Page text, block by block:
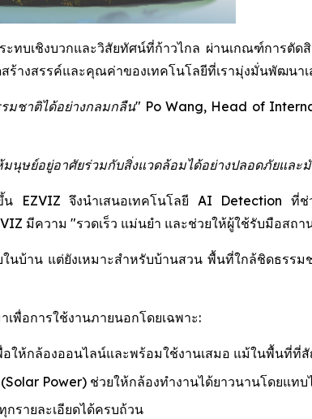
บเชิงบวกและวิสัยทัศน์ที่ก้าวไกล ผ่านเกณฑ์การตัด
ร้างสรรค์และคุณค่าของเทคโนโลยีที่เรามุ่งมั่นพัฒนา
มชาติได้อย่างกลมกลืน" Po Wang, Head of
นุษย์อยู่อาศัยร่วมกับสิ่งแวดล้อมได้อย่างปลอดภัยและ
ขึ้น EZVIZ จึงนำเสนอเทคโนโลยี AI Detection ที่
มีความ "รวดเร็ว แม่นยำ และช่วยให้ผู้ใช้รับมือสถ
นบ้าน แต่ยังเหมาะสำหรับบ้านสวน พื้นที่ใกล้ชิดธรร
พื่อการใช้งานภายนอกโดยเฉพาะ:
อให้กล้องออนไลน์และพร้อมใช้งานเสมอ แม้ในพื้นที่
Power) ช่วยให้กล้องทำงานได้ยาวนานโดยแท
รายละเอียดได้ครบถ้วน